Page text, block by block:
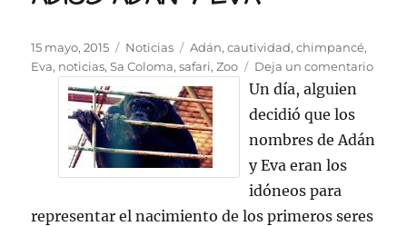
Publicado
el
15 mayo, 2015 Categorías
Noticias Etiquetas
Adán,cautividad,chimpancé,
Eva, noticias,Sa Coloma,safari,Zoo Deja un comentarioen
EVA
Un día, alguien
decidió que los
nombres de Adán
y Eva eran los
idóneos para
representar el nacimiento de los primeros seres